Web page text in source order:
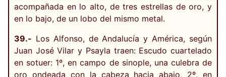
acompañada en lo alto, de tres estrellas de oro, y
en lo bajo, de un lobo del mismo metal.
39.- Los Alfonso, de Andalucía y América, según
Juan José Vilar y Psayla traen: Escudo cuartelado
en sotuer: 1º, en campo de sinople, una culebra de
oro ondeada con la cabeza hacia abajo, 2º, en